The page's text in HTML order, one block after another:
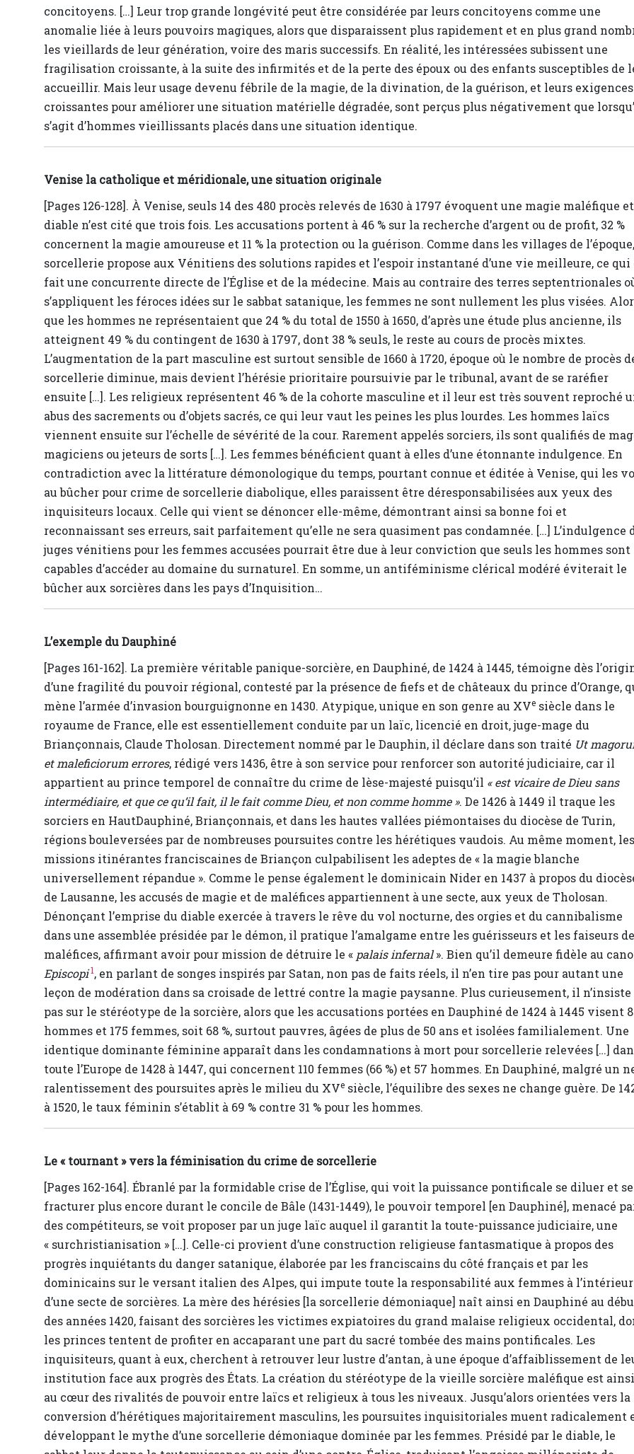
concitoyens. […] Leur trop grande longévité peut être considérée par leurs concitoyens comme une
anomalie liée à leurs pouvoirs magiques, alors que disparaissent plus rapidement et en plus grand
les vieillards de leur génération, voire des maris successifs. En réalité, les intéressées subissent une
fragilisation croissante, à la suite des infirmités et de la perte des époux ou des enfants susceptibles de
accueillir. Mais leur usage devenu fébrile de la magie, de la divination, de la guérison, et leurs exigences
croissantes pour améliorer une situation matérielle dégradée, sont perçus plus négativement que
s’agit d’hommes vieillissants placés dans une situation identique.
Venise la catholique et méridionale, une situation originale
[Pages 126-128]. À Venise, seuls 14 des 480 procès relevés de 1630 à 1797 évoquent une magie maléfique
diable n’est cité que trois fois. Les accusations portent à 46 % sur la recherche d’argent ou de profit, 32 %
concernent la magie amoureuse et 11 % la protection ou la guérison. Comme dans les villages de
sorcellerie propose aux Vénitiens des solutions rapides et l’espoir instantané d’une vie meilleure, ce qui
fait une concurrente directe de l’Église et de la médecine. Mais au contraire des terres septentrionales
s’appliquent les féroces idées sur le sabbat satanique, les femmes ne sont nullement les plus visées.
que les hommes ne représentaient que 24 % du total de 1550 à 1650, d’après une étude plus ancienne, ils
atteignent 49 % du contingent de 1630 à 1797, dont 38 % seuls, le reste au cours de procès mixtes.
L’augmentation de la part masculine est surtout sensible de 1660 à 1720, époque où le nombre de procès
sorcellerie diminue, mais devient l’hérésie prioritaire poursuivie par le tribunal, avant de se raréfier
ensuite […]. Les religieux représentent 46 % de la cohorte masculine et il leur est très souvent reproché
abus des sacrements ou d’objets sacrés, ce qui leur vaut les peines les plus lourdes. Les hommes laïcs
viennent ensuite sur l’échelle de sévérité de la cour. Rarement appelés sorciers, ils sont qualifiés de
magiciens ou jeteurs de sorts […]. Les femmes bénéficient quant à elles d’une étonnante indulgence. En
contradiction avec la littérature démonologique du temps, pourtant connue et éditée à Venise, qui les
au bûcher pour crime de sorcellerie diabolique, elles paraissent être déresponsabilisées aux yeux des
inquisiteurs locaux. Celle qui vient se dénoncer elle-même, démontrant ainsi sa bonne foi et
reconnaissant ses erreurs, sait parfaitement qu’elle ne sera quasiment pas condamnée. […] L’indulgence
juges vénitiens pour les femmes accusées pourrait être due à leur conviction que seuls les hommes sont
capables d’accéder au domaine du surnaturel. En somme, un antiféminisme clérical modéré éviterait le
bûcher aux sorcières dans les pays d’Inquisition…
L’exemple du Dauphiné
[Pages 161-162]. La première véritable panique-sorcière, en Dauphiné, de 1424 à 1445, témoigne dès
d’une fragilité du pouvoir régional, contesté par la présence de fiefs et de châteaux du prince d’Orange,
mène l’armée d’invasion bourguignonne en 1430. Atypique, unique en son genre au XVe siècle dans le
royaume de France, elle est essentiellement conduite par un laïc, licencié en droit, juge-mage du
Briançonnais, Claude Tholosan. Directement nommé par le Dauphin, il déclare dans son traité Ut
et maleficiorum errores, rédigé vers 1436, être à son service pour renforcer son autorité judiciaire, car il
appartient au prince temporel de connaître du crime de lèse-majesté puisqu’il « est vicaire de Dieu sans
intermédiaire, et que ce qu’il fait, il le fait comme Dieu, et non comme homme ». De 1426 à 1449 il traque les
sorciers en HautDauphiné, Briançonnais, et dans les hautes vallées piémontaises du diocèse de Turin,
régions bouleversées par de nombreuses poursuites contre les hérétiques vaudois. Au même moment, les
missions itinérantes franciscaines de Briançon culpabilisent les adeptes de « la magie blanche
universellement répandue ». Comme le pense également le dominicain Nider en 1437 à propos du
de Lausanne, les accusés de magie et de maléfices appartiennent à une secte, aux yeux de Tholosan.
Dénonçant l’emprise du diable exercée à travers le rêve du vol nocturne, des orgies et du cannibalisme
dans une assemblée présidée par le démon, il pratique l’amalgame entre les guérisseurs et les faiseurs de
maléfices, affirmant avoir pour mission de détruire le « palais infernal». Bien qu’il demeure fidèle au
Episcopi1, en parlant de songes inspirés par Satan, non pas de faits réels, il n’en tire pas pour autant une
leçon de modération dans sa croisade de lettré contre la magie paysanne. Plus curieusement, il n’insiste
pas sur le stéréotype de la sorcière, alors que les accusations portées en Dauphiné de 1424 à 1445 visent
hommes et 175 femmes, soit 68 %, surtout pauvres, âgées de plus de 50 ans et isolées familialement. Une
identique dominante féminine apparaît dans les condamnations à mort pour sorcellerie relevées […]
toute l’Europe de 1428 à 1447, qui concernent 110 femmes (66 %) et 57 hommes. En Dauphiné, malgré un
ralentissement des poursuites après le milieu du XVe siècle, l’équilibre des sexes ne change guère. De
à 1520, le taux féminin s’établit à 69 % contre 31 % pour les hommes.
Le « tournant » vers la féminisation du crime de sorcellerie
[Pages 162-164]. Ébranlé par la formidable crise de l’Église, qui voit la puissance pontificale se diluer et se
fracturer plus encore durant le concile de Bâle (1431-1449), le pouvoir temporel [en Dauphiné], menacé
des compétiteurs, se voit proposer par un juge laïc auquel il garantit la toute-puissance judiciaire, une
« surchristianisation » […]. Celle-ci provient d’une construction religieuse fantasmatique à propos des
progrès inquiétants du danger satanique, élaborée par les franciscains du côté français et par les
dominicains sur le versant italien des Alpes, qui impute toute la responsabilité aux femmes à l’intérieur
d’une secte de sorcières. La mère des hérésies [la sorcellerie démoniaque] naît ainsi en Dauphiné au
des années 1420, faisant des sorcières les victimes expiatoires du grand malaise religieux occidental,
les princes tentent de profiter en accaparant une part du sacré tombée des mains pontificales. Les
inquisiteurs, quant à eux, cherchent à retrouver leur lustre d’antan, à une époque d’affaiblissement de
institution face aux progrès des États. La création du stéréotype de la vieille sorcière maléfique est ainsi
au cœur des rivalités de pouvoir entre laïcs et religieux à tous les niveaux. Jusqu’alors orientées vers la
conversion d’hérétiques majoritairement masculins, les poursuites inquisitoriales muent radicalement
développant le mythe d’une sorcellerie démoniaque dominée par les femmes. Présidé par le diable, le